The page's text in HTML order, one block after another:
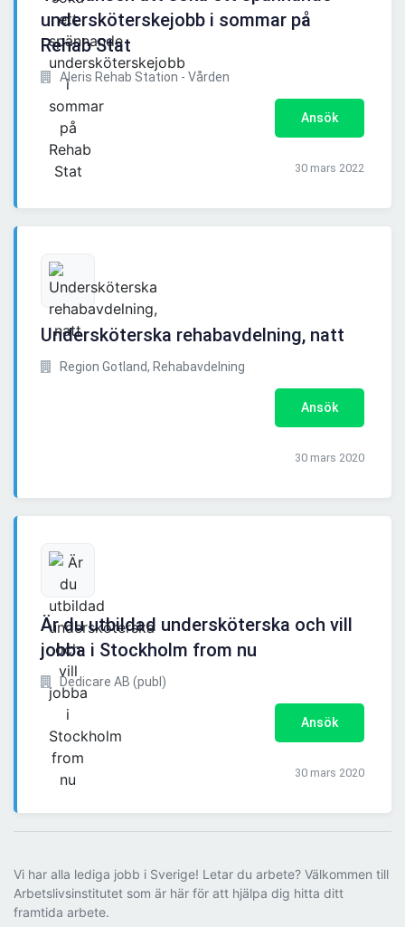
undersköterskejobb i sommar på
Rehab Stat
Aleris Rehab Station - Vården
Ansök
30 mars 2022
Undersköterska rehabavdelning, natt
Region Gotland, Rehabavdelning
Ansök
30 mars 2020
Är du utbildad undersköterska och vill
jobba i Stockholm from nu
Dedicare AB (publ)
Ansök
30 mars 2020
Vi har alla lediga jobb i Sverige! Letar du arbete? Välkommen till
Arbetslivsinstitutet som är här för att hjälpa dig hitta ditt
framtida arbete.